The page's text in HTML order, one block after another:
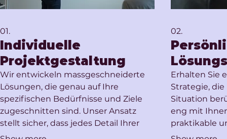
01.
Individuelle
Projektgestaltung
Wir entwickeln massgeschneiderte
Lösungen, die genau auf Ihre
spezifischen Bedürfnisse und Ziele
zugeschnitten sind. Unser Ansatz
stellt sicher, dass jedes Detail Ihrer
Vision berücksichtig wird, um ein
02.
Erhalten Sie
Strategie,
Situation
eng mit
praktikable
zu